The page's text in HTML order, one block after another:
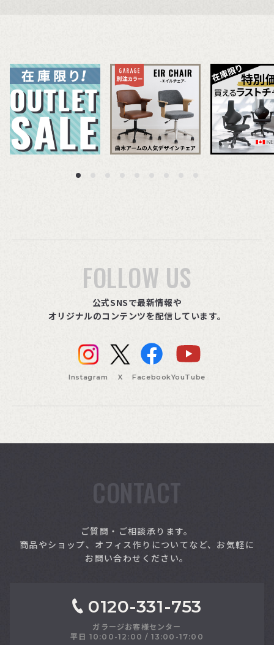
FOLLOW US
公式SNSで最新情報や
オリジナルのコンテンツを配信しています。
Instagram X FacebookYouTube
CONTACT
ご質問・ご相談承ります。
商品やショップ、オフィス作りについてなど、お気軽に
お問い合わせください。
0120-331-753
ガラージお客様センター
平日 10:00-12:00 / 13:00-17:00